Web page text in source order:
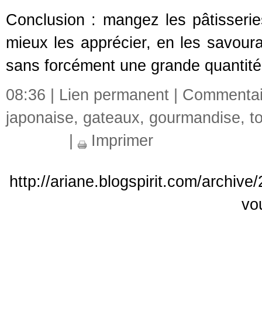
Conclusion : mangez les
mieux les apprécier, en les
sans forcément une grande
08:36 | Lien permanent
japonaise, gateaux, gourmandise,
Imprimer
http://ariane.blogspirit.com/